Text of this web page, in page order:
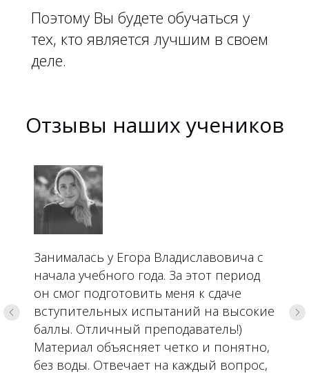
Поэтому Вы будете обучаться у
тех, кто является лучшим в своем
деле.
Отзывы наших учеников
Занималась у Егора Владиславовича с
начала учебного года. За этот период
он смог подготовить меня к сдаче
вступительных испытаний на высокие
баллы. Отличный преподаватель!)
Материал объясняет четко и понятно,
без воды. Отвечает на каждый вопрос,